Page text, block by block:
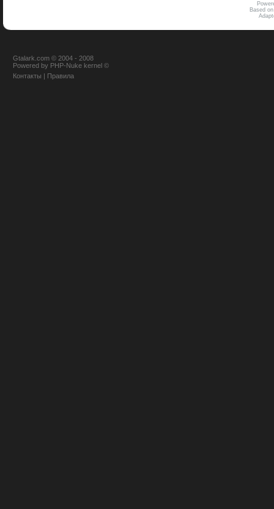
Based
Gtalark.com © 2004 - 2008
Powered by PHP-Nuke kernel ©
Контакты | Правила